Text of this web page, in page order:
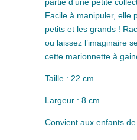
partie d’une petite
Facile à manipuler, elle
petits et les grands !
ou laissez l’imaginaire
cette marionnette à
Taille : 22 cm
Largeur : 8 cm
Convient aux enfants